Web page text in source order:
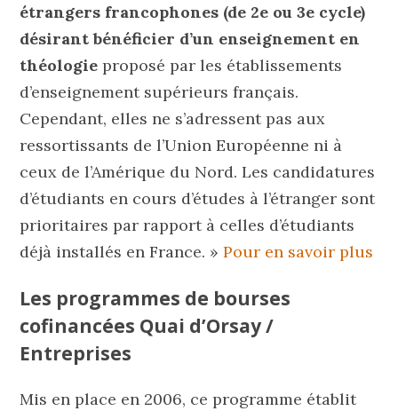
étrangers francophones (de 2e ou 3e cycle)
désirant bénéficier d’un enseignement en
théologie proposé par les établissements
d’enseignement supérieurs français.
Cependant, elles ne s’adressent pas aux
ressortissants de l’Union Européenne ni à
ceux de l’Amérique du Nord. Les candidatures
d’étudiants en cours d’études à l’étranger sont
prioritaires par rapport à celles d’étudiants
déjà installés en France. »Pour en savoir plus
Les programmes de bourses
cofinancées Quai d’Orsay /
Entreprises
Mis en place en 2006, ce programme établit